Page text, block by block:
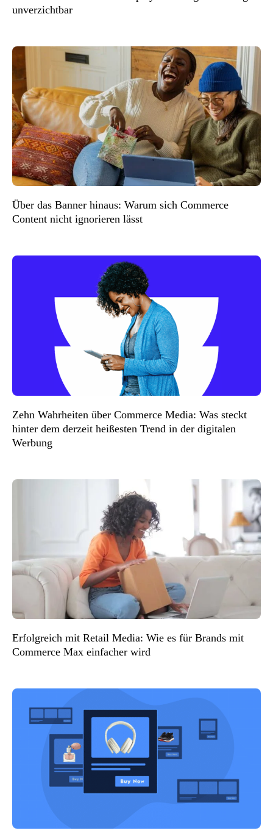
unverzichtbar
Über das Banner hinaus: Warum sich Commerce
Content nicht ignorieren lässt
Zehn Wahrheiten über Commerce Media: Was steckt
hinter dem derzeit heißesten Trend in der digitalen
Werbung
Erfolgreich mit Retail Media: Wie es für Brands mit
Commerce Max einfacher wird